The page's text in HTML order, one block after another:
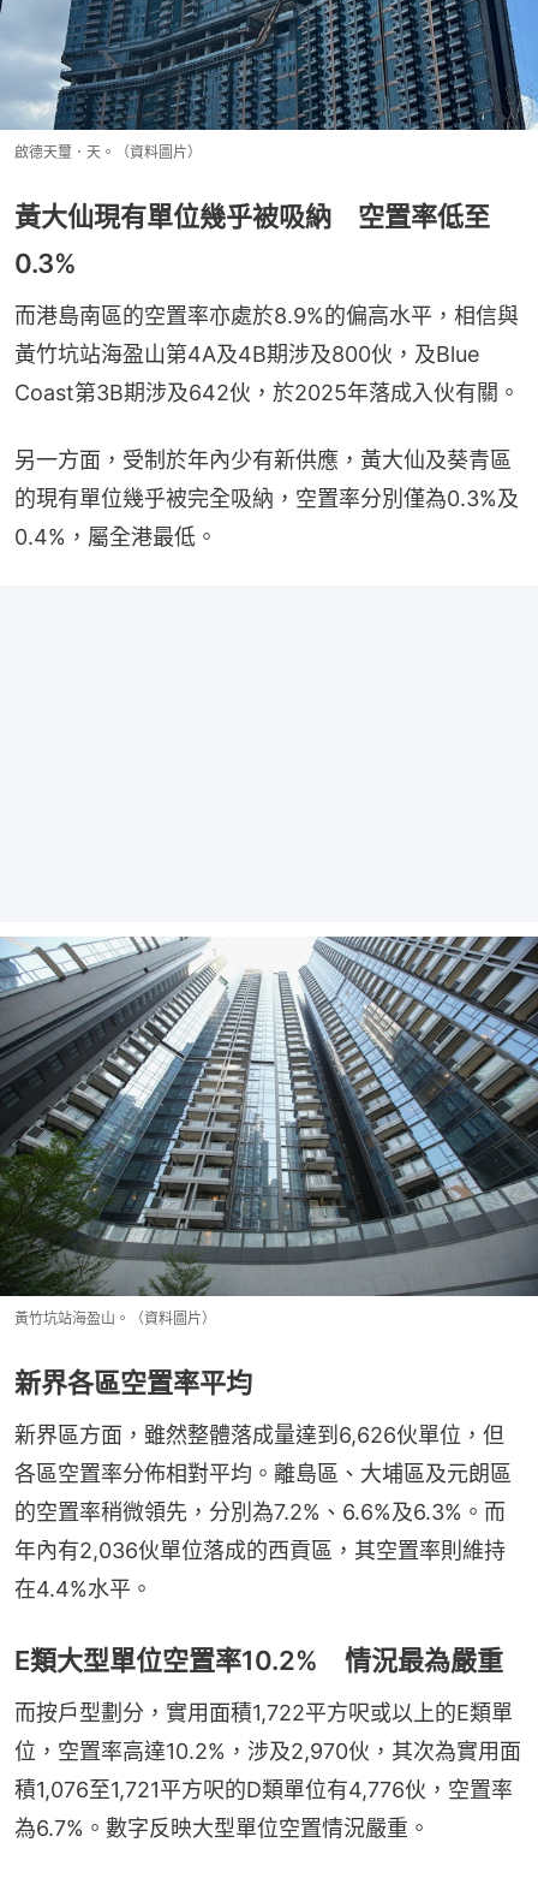
啟德天璽．天。（資料圖片）
黃大仙現有單位幾乎被吸納 空置率低至
0.3%
而港島南區的空置率亦處於8.9%的偏高水平，相信與
黃竹坑站海盈山第4A及4B期涉及800伙，及Blue
Coast第3B期涉及642伙，於2025年落成入伙有關。
另一方面，受制於年內少有新供應，黃大仙及葵青區
的現有單位幾乎被完全吸納，空置率分別僅為0.3%及
0.4%，屬全港最低。
黃竹坑站海盈山。（資料圖片）
新界各區空置率平均
新界區方面，雖然整體落成量達到6,626伙單位，但
各區空置率分佈相對平均。離島區、大埔區及元朗區
的空置率稍微領先，分別為7.2%、6.6%及6.3%。而
年內有2,036伙單位落成的西貢區，其空置率則維持
在4.4%水平。
E類大型單位空置率10.2% 情況最為嚴重
而按戶型劃分，實用面積1,722平方呎或以上的E類單
位，空置率高達10.2%，涉及2,970伙，其次為實用面
積1,076至1,721平方呎的D類單位有4,776伙，空置率
為6.7%。數字反映大型單位空置情況嚴重。